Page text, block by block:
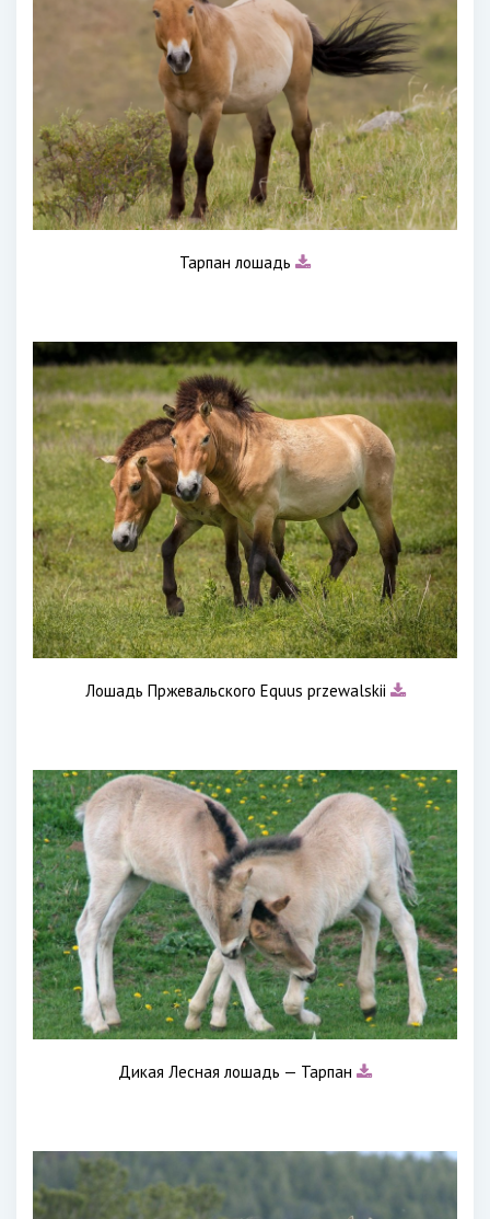
Тарпан лошадь
Лошадь Пржевальского Equus przewalskii
Дикая Лесная лошадь — Тарпан